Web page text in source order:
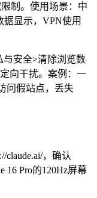
制。使用场景：中
据显示，VPN使用
与安全>清除浏览数
向干扰。案例：一
问假站点，丢失
claude.ai/，确认
16 Pro的120Hz屏幕